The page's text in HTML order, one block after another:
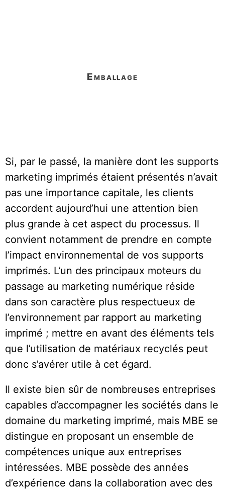
emballage
Si, par le passé, la manière dont les supports
marketing imprimés étaient présentés n’avait
pas une importance capitale, les clients
accordent aujourd’hui une attention bien
plus grande à cet aspect du processus. Il
convient notamment de prendre en compte
l’impact environnemental de vos supports
imprimés. L’un des principaux moteurs du
passage au marketing numérique réside
dans son caractère plus respectueux de
l’environnement par rapport au marketing
imprimé ; mettre en avant des éléments tels
que l’utilisation de matériaux recyclés peut
donc s’avérer utile à cet égard.
Il existe bien sûr de nombreuses entreprises
capables d’accompagner les sociétés dans le
domaine du marketing imprimé, mais MBE se
distingue en proposant un ensemble de
compétences unique aux entreprises
intéressées. MBE possède des années
d’expérience dans la collaboration avec des